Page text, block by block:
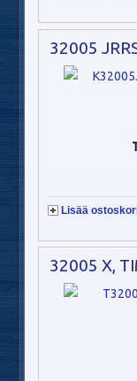
32005
Lisää
32005 X,